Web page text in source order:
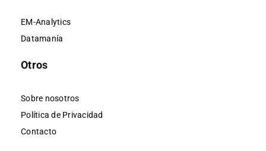
EM-Analytics
Datamanía
Otros
Sobre nosotros
Política de Privacidad
Contacto